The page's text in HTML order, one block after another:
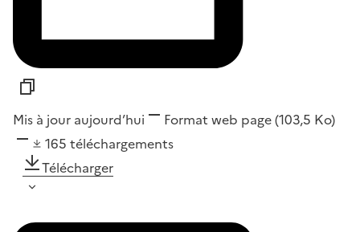
Mis à jour aujourd’hui Format web page(103,5 Ko)
165 téléchargements
Télécharger